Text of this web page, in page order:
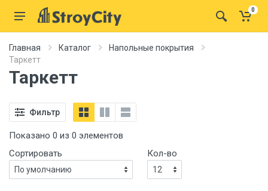
0
Главная Каталог
Напольные покрытия
Таркетт
Таркетт
Фильтр
Показано 0 из 0 элементов
Сортировать
Кол-во